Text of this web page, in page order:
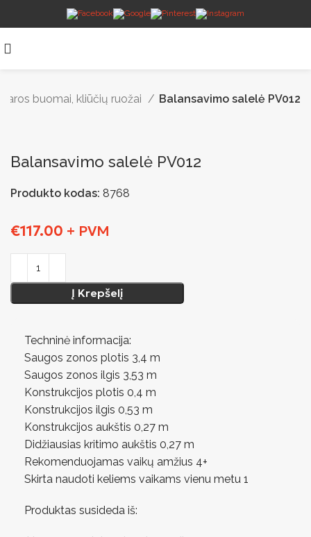
buomai, kliūčių ruožai Balansavimo salelė PV012
Balansavimo salelė PV012
Produkto kodas: 8768
€117.00 + PVM
Į Krepšelį
Techninė informacija:
Saugos zonos plotis 3,4 m
Saugos zonos ilgis 3,53 m
Konstrukcijos plotis 0,4 m
Konstrukcijos ilgis 0,53 m
Konstrukcijos aukštis 0,27 m
Didžiausias kritimo aukštis 0,27 m
Rekomenduojamas vaikų amžius 4+
Skirta naudoti keliems vaikams vienu metu 1
Produktas susideda iš: